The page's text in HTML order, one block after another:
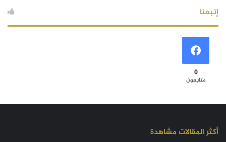
إتبعنا
0
متابعون
أكثر المقالات مشاهدة